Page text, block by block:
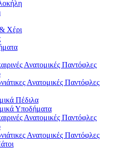
Χέρι
Ανατομικές Παντόφλες
Ανατομικές Παντόφλες
Πέδιλα
Υποδήματα
Ανατομικές Παντόφλες
Ανατομικές Παντόφλες